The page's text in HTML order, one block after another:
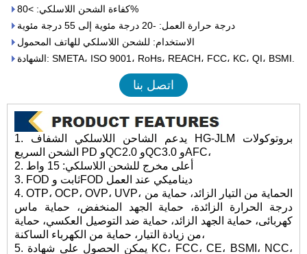
كفاءة الشحن اللاسلكي: >80%
درجة حرارة العمل: -20 درجة مئوية إلى 55 درجة مئوية
الاستخدام: للشحن اللاسلكي للهاتف المحمول
الشهادة: SMETA، ISO 9001، RoHs، REACH، FCC، KC، QI، BSMI.
اتصل بنا
1. يدعم الشاحن اللاسلكي الشفاف HG-JLM بروتوكولات
الشحن السريع PD وQC2.0 وQC3.0 وAFC،
2. أعلى مخرج للشحن اللاسلكي: 15 واط
3. FOD ثابت وFOD ديناميكي عند العمل
4. OTP، OCP، OVP، UVP، الحماية من التيار الزائد، حماية من
درجة الحرارة الزائدة، حماية الجهد المنخفض، حماية ماس
كهربائى، حماية الجهد الزائد، حماية ضد التوصيل العكسي، حماية
من زيادة التيار، حماية من الكهرباء الساكنة،
5. يمكن الحصول على شهادة KC، FCC، CE، BSMI، NCC،